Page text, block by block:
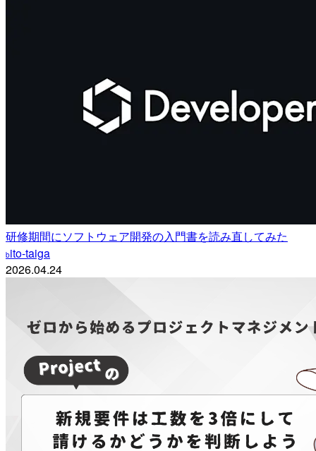
研修期間にソフトウェア開発の入門書を読み直してみた
bito-taiga
2026.04.24